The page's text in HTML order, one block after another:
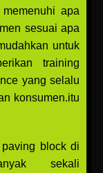
apa
sesuai apa
untuk
training
yang selalu
konsumen.itu
block di
sekali